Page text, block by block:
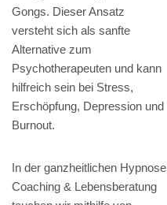
Gongs. Dieser Ansatz
versteht sich als sanfte
Alternative zum
Psychotherapeuten und kann
hilfreich sein bei Stress,
Erschöpfung, Depression und
Burnout.
In der ganzheitlichen Hypnose
Coaching & Lebensberatung